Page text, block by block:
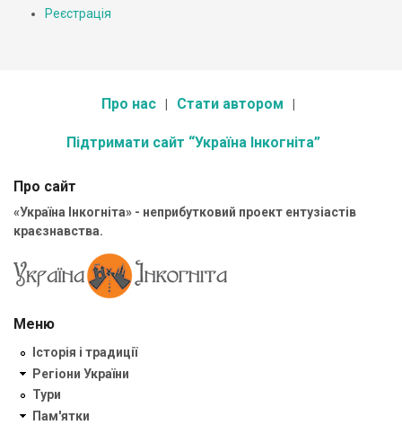
Реєстрація
Про нас Стати автором
Підтримати сайт “Україна Інкогніта”
Про сайт
«Україна Інкогніта» - неприбутковий проект ентузіастів
краєзнавства.
Меню
Історія і традиції
Регіони України
Тури
Пам'ятки